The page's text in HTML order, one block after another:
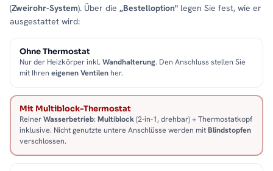
(Zweirohr-System). Über die „Bestelloption" legen Sie fest, wie er
ausgestattet wird:
Ohne Thermostat
Nur der Heizkörper inkl. Wandhalterung. Den Anschluss stellen Sie
mit Ihren eigenen Ventilen her.
Mit Multiblock-Thermostat
ReinerWasserbetrieb: Multiblock(2-in-1, drehbar) + Thermostatkopf
inklusive. Nicht genutzte untere Anschlüsse werden mitBlindstopfen
verschlossen.